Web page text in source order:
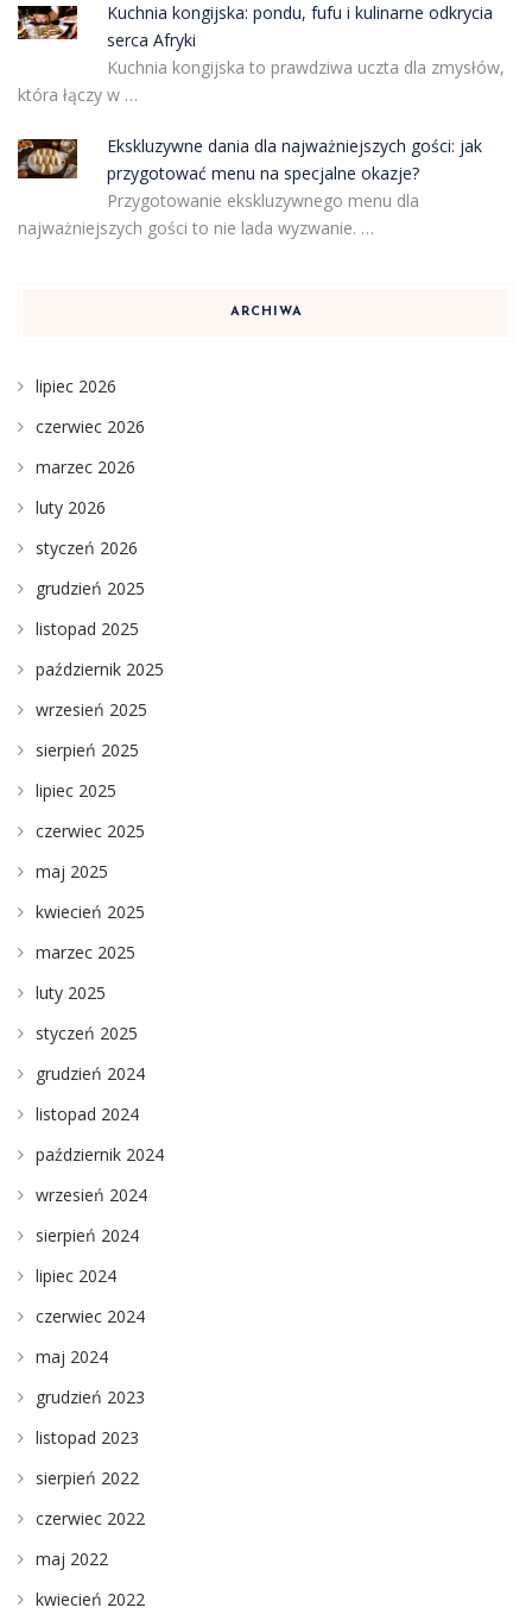
Kuchnia kongijska: pondu, fufu i kulinarne odkrycia
serca Afryki
Kuchnia kongijska to prawdziwa uczta dla zmysłów,
która łączy w …
Ekskluzywne dania dla najważniejszych gości: jak
przygotować menu na specjalne okazje?
Przygotowanie ekskluzywnego menu dla
najważniejszych gości to nie lada wyzwanie. …
ARCHIWA
lipiec 2026
czerwiec 2026
marzec 2026
luty 2026
styczeń 2026
grudzień 2025
listopad 2025
październik 2025
wrzesień 2025
sierpień 2025
lipiec 2025
czerwiec 2025
maj 2025
kwiecień 2025
marzec 2025
luty 2025
styczeń 2025
grudzień 2024
listopad 2024
październik 2024
wrzesień 2024
sierpień 2024
lipiec 2024
czerwiec 2024
maj 2024
grudzień 2023
listopad 2023
sierpień 2022
czerwiec 2022
maj 2022
kwiecień 2022